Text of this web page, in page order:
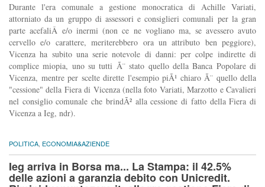
Durante l'era comunale a gestione monocratica di Achille Variati,
attorniato da un gruppo di assessori e consiglieri comunali per la gran
parte acefaliÂ e/o inermi (non ce ne vogliano ma, se avessero avuto
cervello e/o carattere, meriterebbero ora un attributo ben peggiore),
Vicenza ha subito una serie notevole di danni: per colpe indirette di
complice miopia, uno su tutti Ã¨ stato quello della Banca Popolare di
Vicenza, mentre per scelte dirette l'esempio piÃ¹ chiaro Ã¨ quello della
"cessione" della Fiera di Vicenza (nella foto Variati, Marzotto e Cavalieri
nel consiglio comunale che brindÃ² alla cessione di fatto della Fiera di
Vicenza a Ieg, ndr).
POLITICA ECONOMIA&AZIENDE
Ieg arriva in Borsa ma... La Stampa: il 42.5%
delle azioni a garanzia debito con Unicredit.